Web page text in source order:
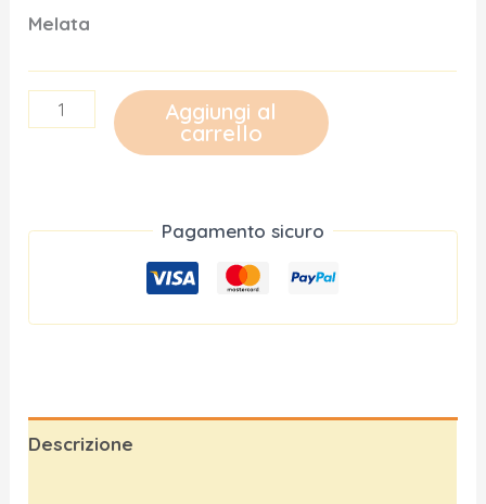
Melata
Miele
Aggiungi al
carrello
Pagamento sicuro
Descrizione